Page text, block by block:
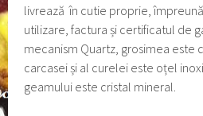
livrează în cutie proprie,
utilizare, factura și certificatul de
mecanism Quartz, grosimea este
carcasei și al curelei este oțel
geamului este cristal mineral.